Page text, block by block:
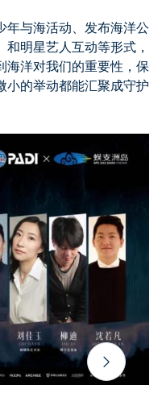
年与海活动、发布海洋公
明星艺人互动等形式，
海洋对我们的重要性，保
小的举动都能汇聚成守护